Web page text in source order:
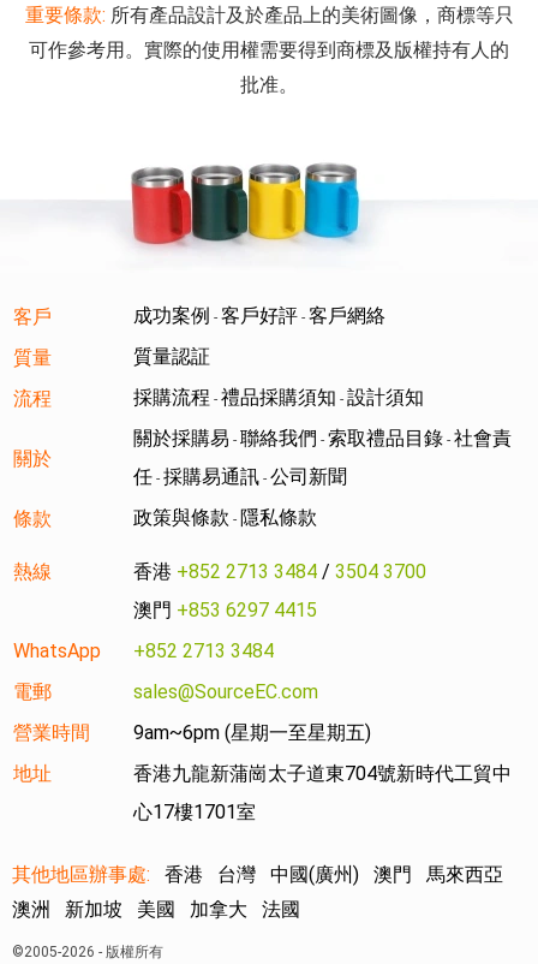
重要條款: 所有產品設計及於產品上的美術圖像，商標等只
可作參考用。實際的使用權需要得到商標及版權持有人的
批准。
客戶 成功案例 - 客戶好評 - 客戶網絡
質量
質量認証
流程
採購流程 - 禮品採購須知 - 設計須知
關於
關於採購易 - 聯絡我們 - 索取禮品目錄 - 社會責
任 - 採購易通訊 - 公司新聞
條款
政策與條款 - 隱私條款
熱線 香港 +852 2713 3484 / 3504 3700
澳門 +853 6297 4415
WhatsApp
+852 2713 3484
電郵
sales@SourceEC.com
營業時間
9am~6pm (星期一至星期五)
地址
香港九龍新蒲崗太子道東704號新時代工貿中
心17樓1701室
其他地區辦事處: 香港 台灣 中國(廣州) 澳門
馬來西亞
澳洲
新加坡 美國 加拿大 法國
©2005-2026 - 版權所有